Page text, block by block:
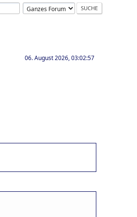
06. August 2026, 03:02:57